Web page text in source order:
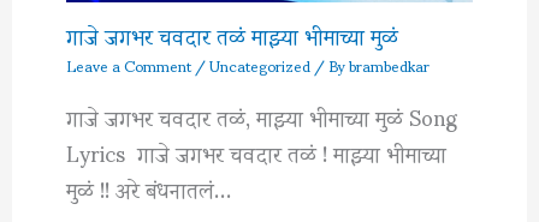
गाजे जगभर चवदार तळं माझ्या भीमाच्या मुळं
Leave a Comment/Uncategorized/ Bybrambedkar
गाजे जगभर चवदार तळं, माझ्या भीमाच्या मुळं Song
Lyrics गाजे जगभर चवदार तळं ! माझ्या भीमाच्या
मुळं !! अरे बंधनातलं…